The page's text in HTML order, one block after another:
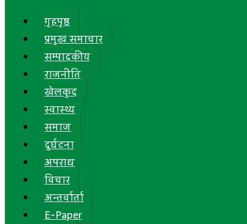
गृहपृष्ठ
प्रमुख समाचार
सम्पादकीय
राजनीति
खेलकुद
स्वास्थ्य
समाज
दुर्घटना
अपराध
विचार
अन्तर्वार्ता
E-Paper